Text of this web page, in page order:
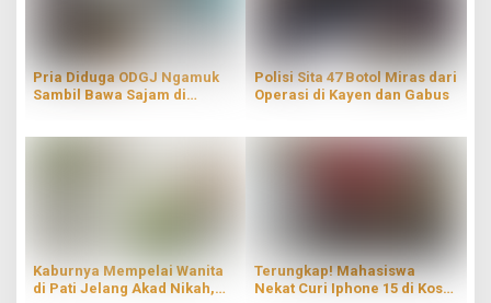
Pria Diduga ODGJ Ngamuk
Sambil Bawa Sajam di
Polisi Sita 47 Botol Miras dari
Operasi di Kayen dan Gabus
Kaburnya Mempelai Wanita
di Pati Jelang Akad Nikah,
Terungkap! Mahasiswa
Nekat Curi Iphone 15 di Kos